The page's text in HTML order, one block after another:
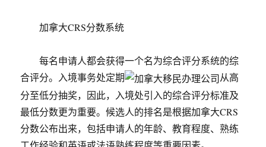
加拿大CRS分数系统
每名申请人都会获得一个名为综合评分系统的综
合评分。入境事务处定期
从高
分至低分抽奖，因此，入境处引入的综合评分标准及
最低分数更为重要。候选人的排名是根据加拿大CRS
分数公布出来，包括申请人的年龄、教育程度、熟练